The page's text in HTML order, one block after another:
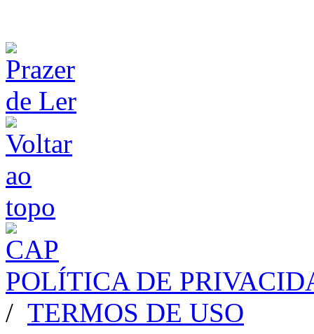
POLÍTICA DE
/ TERMOS DE USO